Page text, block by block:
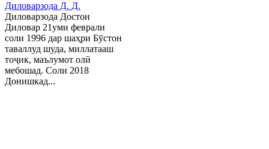
Диловарзода Д. Д.
Диловарзода Достон
Диловар 21уми феврали
соли 1996 дар шаҳри Бӯстон
таваллуд шуда, миллатааш
тоҷик, маълумот олӣ
мебошад. Соли 2018
Донишкад...